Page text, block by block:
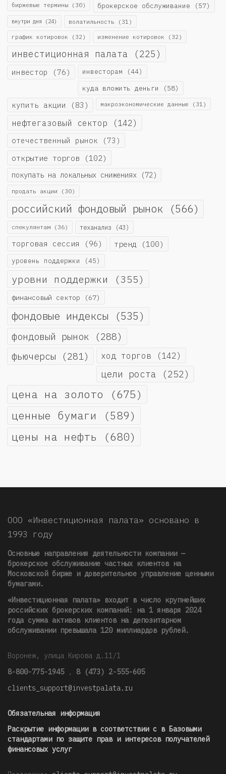
биржевые термины (30) брокерское обслуживание (57)
внутри дня (24) волатильность (31)
график котировок (32) изменение котировок (32)
инвестиционная палата (225)
инвестор (76) инвесторам (44)
куда вложить деньги (58)
купить акции (83) макроэкономические данные (31)
нефтегазовый сектор (142)
отечественный рынок (73)
открытие торгов (102)
покупать на локальных снижениях (72)
продать акции (30)
российский фондовый рынок (566)
спекулянтам (36) теханализ (43)
торговая сессия (96) тренд (100)
уровень поддержки (45)
уровни поддержки (355)
финансовый сектор (67)
фондовые индексы (535)
фондовый рынок (288)
фьючерсы (281) ход торгов (142)
цели роста (252)
цена на золото (675)
ценные бумаги (589)
цены на нефть (680)
ООО «Инвестиционная палата» основано в
1993 году
Основные направления деятельности компании —
брокерское обслуживание частных клиентов на
Московской бирже и доверительное управление ценными
бумагами.
«Инвестиционная палата» входит в число крупнейших
российских брокерских компаний: на 1 января 2024
года сумма активов клиентов на депозитарном
обслуживании превышала 120 миллиардов рублей.
Воронеж, улица Кирова д.11/1
8-800-775-1945 , 8 (473) 2-555-605
clients_support@investpalata.ru
Обязательная информация
Раскрытие информации в соответствии с в Базовыми
стандартами по защите прав и интересов получателей
финансовых услуг